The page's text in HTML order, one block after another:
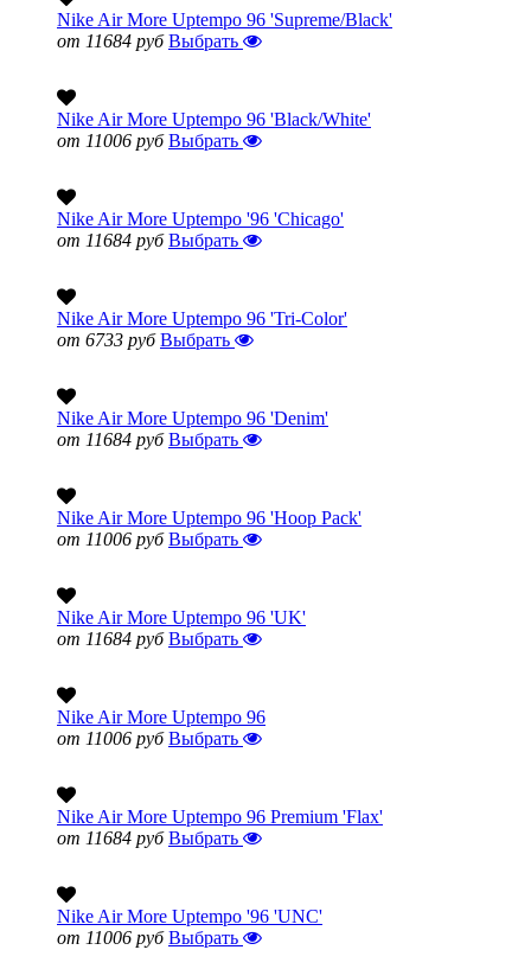
Nike Air More Uptempo 96 'Supreme/Black'
от 11684 руб Выбрать
Nike Air More Uptempo 96 'Black/White'
от 11006 руб Выбрать
Nike Air More Uptempo '96 'Chicago'
от 11684 руб Выбрать
Nike Air More Uptempo 96 'Tri-Color'
от 6733 руб Выбрать
Nike Air More Uptempo 96 'Denim'
от 11684 руб Выбрать
Nike Air More Uptempo 96 'Hoop Pack'
от 11006 руб Выбрать
Nike Air More Uptempo 96 'UK'
от 11684 руб Выбрать
Nike Air More Uptempo 96
от 11006 руб Выбрать
Nike Air More Uptempo 96 Premium 'Flax'
от 11684 руб Выбрать
Nike Air More Uptempo '96 'UNC'
от 11006 руб Выбрать